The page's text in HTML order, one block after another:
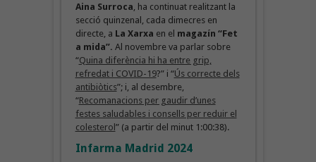
Aina Surroca , ha continuat realitzant la
secció quinzenal, cada dimecres en
directe, a La Xarxa en el magazín “Fet
a mida”. Al novembre va parlar sobre
“Quina diferència hi ha entre grip,
refredat i COVID-19?” i “Ús correcte dels
antibiòtics”; i, al desembre,
“Recomanacions per gaudir d’unes
festes saludables i consells per reduir el
colesterol” (a partir del minut 1:00:38).
Infarma Madrid 2024